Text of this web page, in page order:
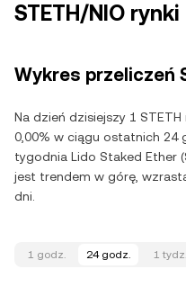
STETH/NIO rynki
Wykres przeliczeń
Na dzień dzisiejszy 1
0,00% w ciągu ostatnich 24
tygodnia Lido Staked Ether
jest trendem w górę,
dni.
1 godz. 24 godz. 1 tydz.